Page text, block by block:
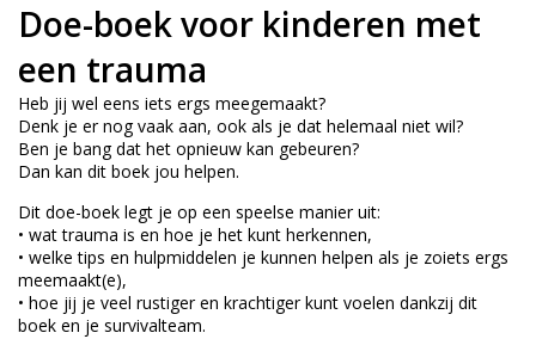
Doe-boek voor kinderen met
een trauma
Heb jij wel eens iets ergs meegemaakt?
Denk je er nog vaak aan, ook als je dat helemaal niet wil?
Ben je bang dat het opnieuw kan gebeuren?
Dan kan dit boek jou helpen.
Dit doe-boek legt je op een speelse manier uit:
• wat trauma is en hoe je het kunt herkennen,
• welke tips en hulpmiddelen je kunnen helpen als je zoiets ergs
meemaakt(e),
• hoe jij je veel rustiger en krachtiger kunt voelen dankzij dit
boek en je survivalteam.